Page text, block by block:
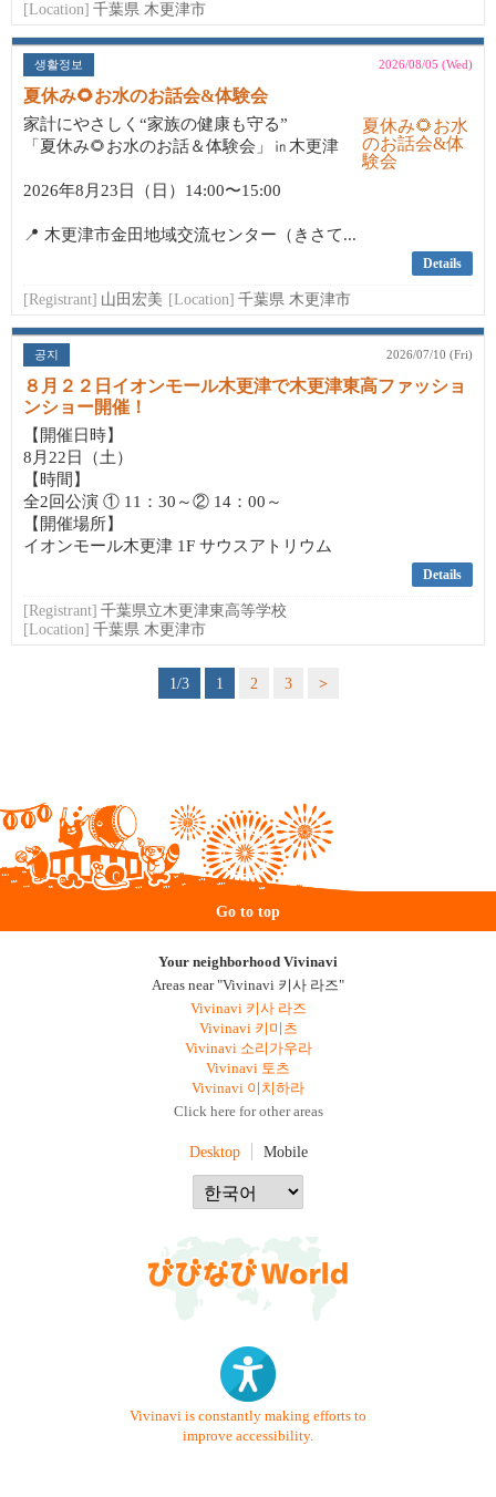
[Location] 千葉県 木更津市
생활정보 2026/08/05 (Wed)
夏休み🌻お水のお話会&体験会
家計にやさしく“家族の健康も守る”
「夏休み🌻お水のお話＆体験会」㏌木更津
2026年8月23日（日）14:00〜15:00
📍 木更津市金田地域交流センター（きさて...
Details
[Registrant] 山田宏美 [Location] 千葉県 木更津市
공지 2026/07/10 (Fri)
８月２２日イオンモール木更津で木更津東高ファッショ
ンショー開催！
【開催日時】
8月22日（土）
【時間】
全2回公演 ① 11：30～② 14：00～
【開催場所】
イオンモール木更津 1F サウスアトリウム
Details
[Registrant] 千葉県立木更津東高等学校
[Location] 千葉県 木更津市
1/3 1 2 3 >
Go to top
Your neighborhood Vivinavi
Areas near "Vivinavi 키사 라즈"
Vivinavi 키사 라즈
Vivinavi 키미츠
Vivinavi 소리가우라
Vivinavi 토츠
Vivinavi 이치하라
Click here for other areas
Desktop Mobile
Vivinavi is constantly making efforts to
improve accessibility.